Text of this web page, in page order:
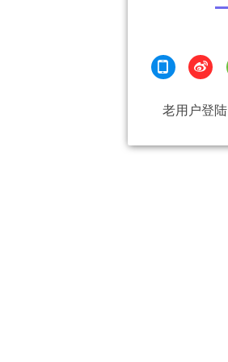
老用户登陆